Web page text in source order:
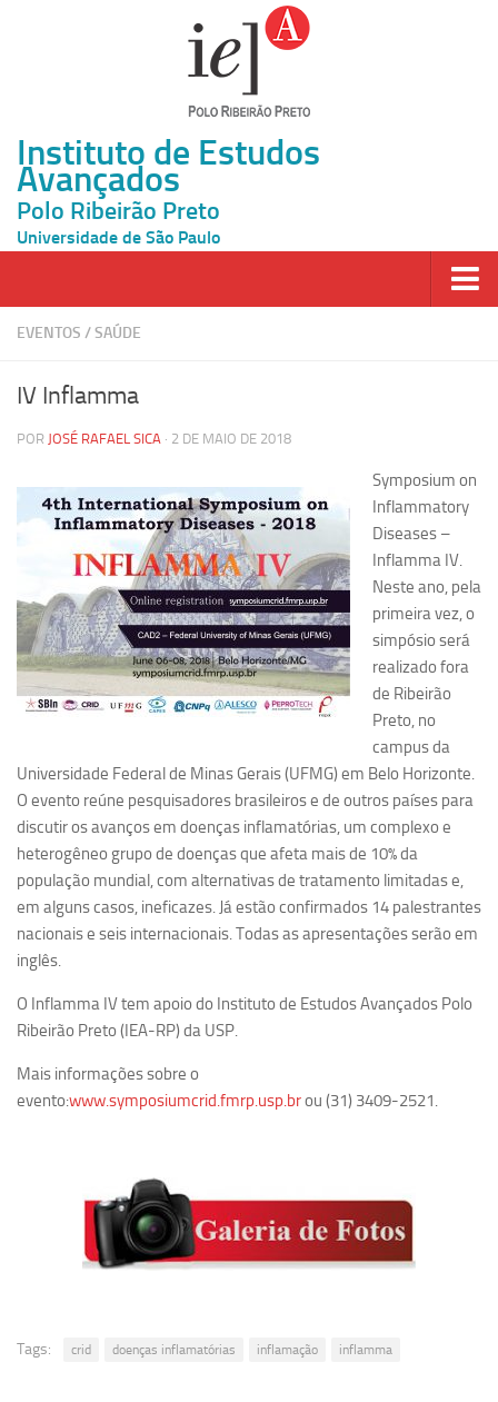
Instituto de Estudos
Avançados
Polo Ribeirão Preto
Universidade de São Paulo
Página Inicial
Inscrição
Atividades
Cátedras
Pesquisa
Grupos de Estudo
Carreira Docente de Impacto
Ciência, Arte, Educação e Sociedade: CienArtES
Grupo de Estudos Avançados em Tecnologia e Informação
em Saúde com foco em Populações Vulneráveis
Grupos de estudo encerrados
Grupos de Pesquisa
Criminologia Experimental e Segurança Pública
Direito e Tecnologia (Tech Law)
Grupo de Pesquisa GPUBLIC – Centro de Estudos em Gestão
e Políticas Públicas Contemporâneas
Ano Sabático
Daniel Domingues dos Santos
Programas Ano Sabático Encerrados
Evandro Eduardo Seron Ruiz
Fabiana Cristina Severi (FDRP)
Fernando de Lima Caneppele
EVENTOS /SAÚDE
IV Inflamma
POR JOSÉ RAFAEL SICA · 2 DE MAIO DE 2018
Symposium on
Inflammatory
Diseases –
Inflamma IV.
Neste ano, pela
primeira vez, o
simpósio será
realizado fora
de Ribeirão
Preto, no
campus da
Universidade Federal de Minas Gerais (UFMG) em Belo Horizonte.
O evento reúne pesquisadores brasileiros e de outros países para
discutir os avanços em doenças inflamatórias, um complexo e
heterogêneo grupo de doenças que afeta mais de 10% da
população mundial, com alternativas de tratamento limitadas e,
em alguns casos, ineficazes. Já estão confirmados 14 palestrantes
nacionais e seis internacionais. Todas as apresentações serão em
inglês.
O Inflamma IV tem apoio do Instituto de Estudos Avançados Polo
Ribeirão Preto (IEA-RP) da USP.
Mais informações sobre o
evento:www.symposiumcrid.fmrp.usp.brou (31) 3409-2521.
Tags: crid doenças inflamatórias inflamação inflamma